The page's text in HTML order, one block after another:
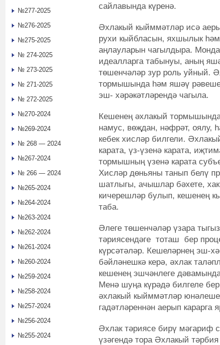
сайлавында күренә.
Әхлакый кыйммәтләр исә
рухи кыйбласын, яхшылык
аңлауларын чагылдыра.
идеалларга табынуы, аның
төшенчәләр зур роль уйный.
тормышында һәм яшәү
эш- хәрәкәтләрендә чагыла.
Кешенең әхлакый
намус, вөҗдан, нәфрәт, оялу,
кебек хисләр билгели.
карата, үз-үзенә карата,
тормышның үзенә карата
Хисләр дөньяны танып белү
шатлыгы, ачышлар бәхете,
кичерешләр булып, кешенең
таба.
Әлеге төшенчәләр үзара
тәриясендәге тоташ бер
күрсәтәләр. Кешеләрнең эш-
бәйләнешкә керә, әхлак
кешенең эшчәнлеге
Менә шуңа күрәдә билгеле
әхлакый кыйммәтләр
гадәтләреннән аерып карарга
Әхлак тәриясе бирү мәгариф
үзәгендә тора Әхлакый
№277-2025
№276-2025
№275-2025
№ 274-2025
№ 273-2025
№ 271-2025
№ 272-2025
№270-2024
№269-2024
№ 268 — 2024
№267-2024
№ 266 — 2024
№265-2024
№264-2024
№263-2024
№262-2024
№261-2024
№260-2024
№259-2024
№258-2024
№257-2024
№256-2024
№255-2024